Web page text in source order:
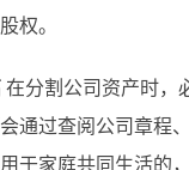
权。
在分割公司资产时，
通过查阅公司章程
于家庭共同生活的